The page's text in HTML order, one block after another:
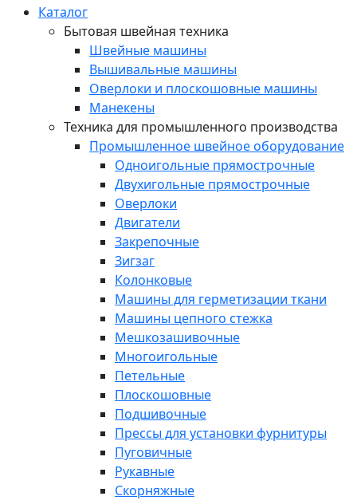
Каталог
Бытовая швейная техника
Швейные машины
Вышивальные машины
Оверлоки и плоскошовные машины
Манекены
Техника для промышленного производства
Промышленное швейное оборудование
Одноигольные прямострочные
Двухигольные прямострочные
Оверлоки
Двигатели
Закрепочные
Зигзаг
Колонковые
Машины для герметизации ткани
Машины цепного стежка
Мешкозашивочные
Многоигольные
Петельные
Плоскошовные
Подшивочные
Прессы для установки фурнитуры
Пуговичные
Рукавные
Скорняжные